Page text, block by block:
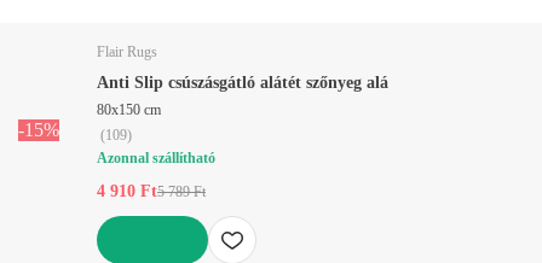
-15%
Flair Rugs
Anti Slip csúszásgátló alátét szőnyeg alá
80x150 cm
(109)
Azonnal szállítható
4 910 Ft5 789 Ft